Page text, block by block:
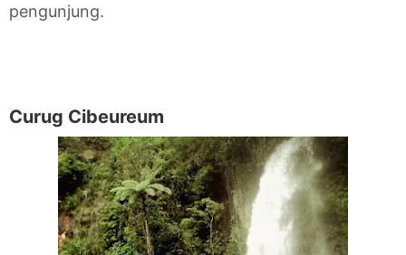
pengunjung.
Curug Cibeureum